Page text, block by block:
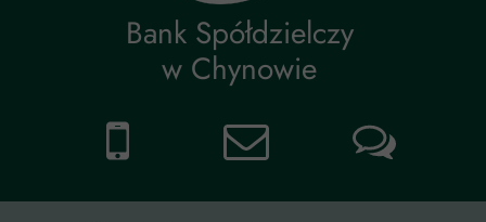
Bank Spółdzielczy
w Chynowie